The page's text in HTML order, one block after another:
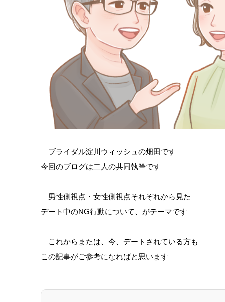
ブライダル淀川ウィッシュの畑田です
今回のブログは二人の共同執筆です
男性側視点・女性側視点それぞれから見た
デート中のNG行動について、がテーマです
これからまたは、今、デートされている方も
この記事がご参考になればと思います